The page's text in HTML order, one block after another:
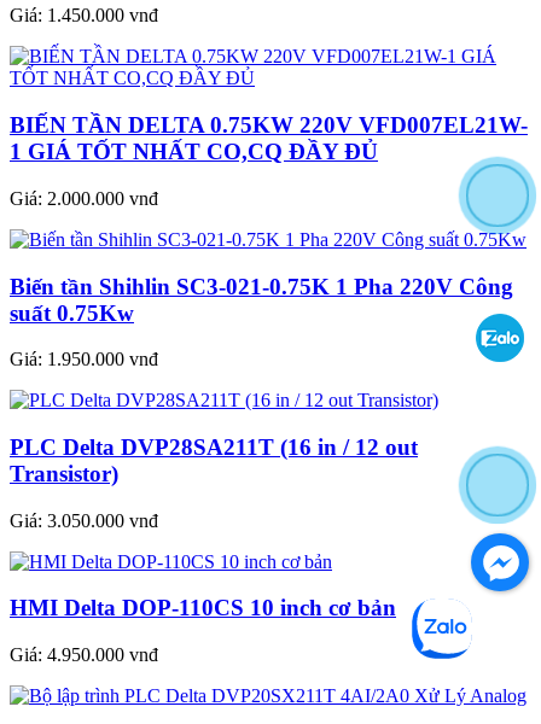
Giá: 1.450.000 vnđ
BIẾN TẦN DELTA 0.75KW 220V VFD007EL21W-
1 GIÁ TỐT NHẤT CO,CQ ĐẦY ĐỦ
Giá: 2.000.000 vnđ
Biến tần Shihlin SC3-021-0.75K 1 Pha 220V Công
suất 0.75Kw
Giá: 1.950.000 vnđ
PLC Delta DVP28SA211T (16 in / 12 out
Transistor)
Giá: 3.050.000 vnđ
HMI Delta DOP-110CS 10 inch cơ bản
Giá: 4.950.000 vnđ